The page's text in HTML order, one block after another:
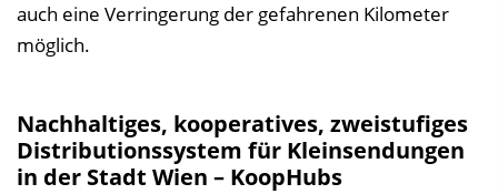
auch eine Verringerung der gefahrenen Kilometer
möglich.
Nachhaltiges, kooperatives, zweistufiges
Distributionssystem für Kleinsendungen
in der Stadt Wien – KoopHubs